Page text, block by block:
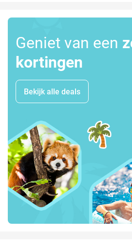
Geniet van een
kortingen
Bekijk alle deals